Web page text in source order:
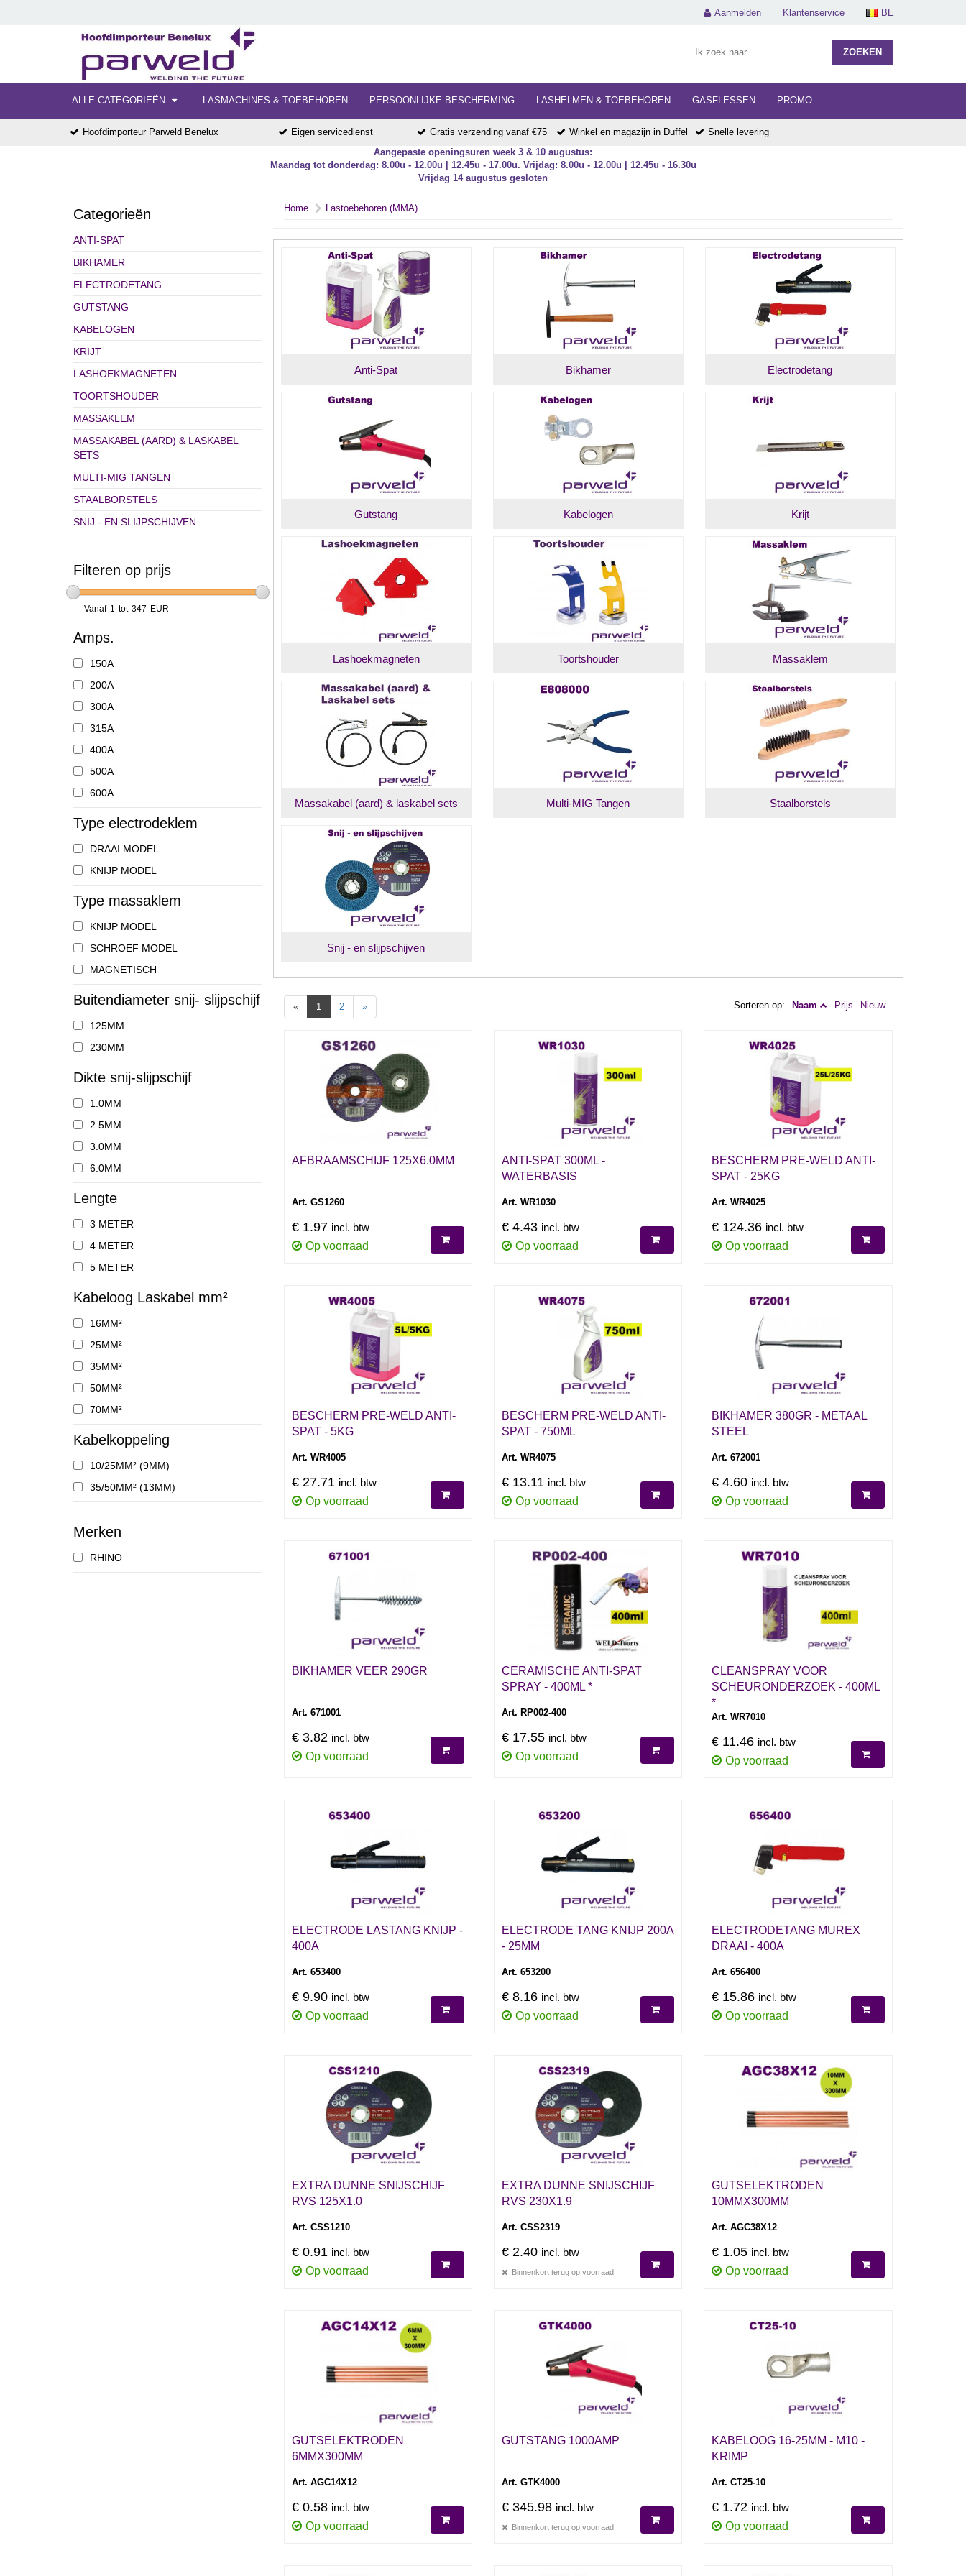
BE
Klantenservice
Aanmelden
ZOEKEN
ALLE CATEGORIEËN LASMACHINES & TOEBEHOREN PERSOONLIJKE BESCHERMING LASHELMEN & TOEBEHOREN GASFLESSEN PROMO
Hoofdimporteur Parweld Benelux Eigen servicedienst Gratis verzending vanaf €75 Winkel en magazijn in Duffel
Snelle levering
Aangepaste openingsuren week 3 & 10 augustus:
Maandag tot donderdag: 8.00u - 12.00u | 12.45u - 17.00u. Vrijdag: 8.00u - 12.00u | 12.45u - 16.30u
Vrijdag 14 augustus gesloten
Categorieën
ANTI-SPAT
BIKHAMER
ELECTRODETANG
GUTSTANG
KABELOGEN
KRIJT
LASHOEKMAGNETEN
TOORTSHOUDER
MASSAKLEM
MASSAKABEL (AARD) & LASKABEL
SETS
MULTI-MIG TANGEN
STAALBORSTELS
SNIJ - EN SLIJPSCHIJVEN
Filteren op prijs
Vanaf 1 tot 347 EUR
Amps.
150A
200A
300A
315A
400A
500A
600A
Type electrodeklem
DRAAI MODEL
KNIJP MODEL
Type massaklem
KNIJP MODEL
SCHROEF MODEL
MAGNETISCH
Buitendiameter snij- slijpschijf
125MM
230MM
Dikte snij-slijpschijf
1.0MM
2.5MM
3.0MM
6.0MM
Lengte
3 METER
4 METER
5 METER
Kabeloog Laskabel mm²
16MM²
25MM²
35MM²
50MM²
70MM²
Kabelkoppeling
10/25MM² (9MM)
35/50MM² (13MM)
Merken
RHINO
Home Lastoebehoren (MMA)
Anti-Spat Bikhamer Electrodetang
Gutstang Kabelogen Krijt
Lashoekmagneten Toortshouder Massaklem
Massakabel (aard) & laskabel sets Multi-MIG Tangen Staalborstels
Snij - en slijpschijven
« 1 2 » Sorteren op: Naam Prijs Nieuw
AFBRAAMSCHIJF 125X6.0MM
Art. GS1260
€ 1.97 incl. btw
Op voorraad
ANTI-SPAT 300ML -
WATERBASIS
Art. WR1030
€ 4.43 incl. btw
Op voorraad
BESCHERM PRE-WELD ANTI-
SPAT - 25KG
Art. WR4025
€ 124.36 incl. btw
Op voorraad
BESCHERM PRE-WELD ANTI-
SPAT - 5KG
Art. WR4005
€ 27.71 incl. btw
Op voorraad
BESCHERM PRE-WELD ANTI-
SPAT - 750ML
Art. WR4075
€ 13.11 incl. btw
Op voorraad
BIKHAMER 380GR - METAAL
STEEL
Art. 672001
€ 4.60 incl. btw
Op voorraad
BIKHAMER VEER 290GR
Art. 671001
€ 3.82 incl. btw
Op voorraad
CERAMISCHE ANTI-SPAT
SPRAY - 400ML *
Art. RP002-400
€ 17.55 incl. btw
Op voorraad
CLEANSPRAY VOOR
SCHEURONDERZOEK - 400ML
*
Art. WR7010
€ 11.46 incl. btw
Op voorraad
ELECTRODE LASTANG KNIJP -
400A
Art. 653400
€ 9.90 incl. btw
Op voorraad
ELECTRODE TANG KNIJP 200A
- 25MM
Art. 653200
€ 8.16 incl. btw
Op voorraad
ELECTRODETANG MUREX
DRAAI - 400A
Art. 656400
€ 15.86 incl. btw
Op voorraad
EXTRA DUNNE SNIJSCHIJF
RVS 125X1.0
Art. CSS1210
€ 0.91 incl. btw
Op voorraad
EXTRA DUNNE SNIJSCHIJF
RVS 230X1.9
Art. CSS2319
€ 2.40 incl. btw
Binnenkort terug op voorraad
GUTSELEKTRODEN
10MMX300MM
Art. AGC38X12
€ 1.05 incl. btw
Op voorraad
GUTSELEKTRODEN
6MMX300MM
Art. AGC14X12
€ 0.58 incl. btw
Op voorraad
GUTSTANG 1000AMP
Art. GTK4000
€ 345.98 incl. btw
Binnenkort terug op voorraad
KABELOOG 16-25MM - M10 -
KRIMP
Art. CT25-10
€ 1.72 incl. btw
Op voorraad